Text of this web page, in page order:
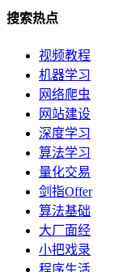
搜索热点
视频教程
机器学习
网络爬虫
网站建设
深度学习
算法学习
量化交易
剑指Offer
算法基础
大厂面经
小把戏录
程序生活